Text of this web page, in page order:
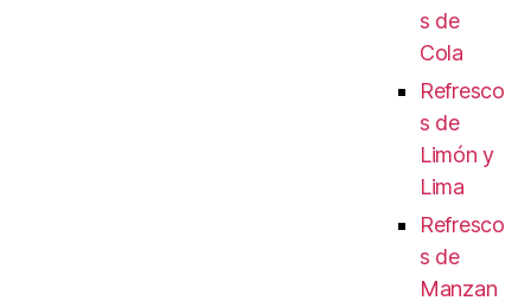
s de
Cola
Refresco
s de
Limón y
Lima
Refresco
s de
Manzan